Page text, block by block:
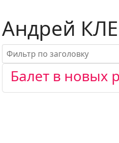
Андрей
Фильтр по заголовку
Балет в новых